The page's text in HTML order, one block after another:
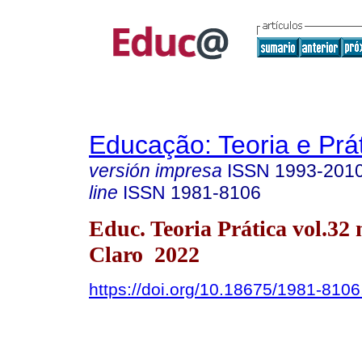
Educação: Teoria e
versión impresa ISSN 1993-
line ISSN 1981-8106
Educ. Teoria Prática vol.32
Claro 2022
https://doi.org/10.18675/1981-